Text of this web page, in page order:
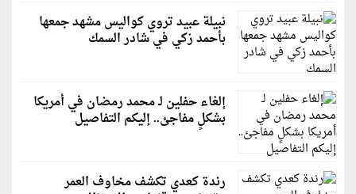
نبيلة عبيد تروي كواليس مشهد جمعها
بأحمد زكي في شادر السمك
إلغاء حفلين لـ محمد رمضان في أمريكا
بشكلٍ مفاجئ.. إليكم التفاصيل
رندة كعدي تكشف مخاوف العمر